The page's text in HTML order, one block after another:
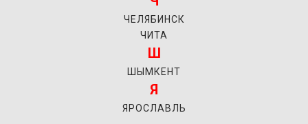
ЧЕЛЯБИНСК
ЧИТА
Ш
ШЫМКЕНТ
Я
ЯРОСЛАВЛЬ